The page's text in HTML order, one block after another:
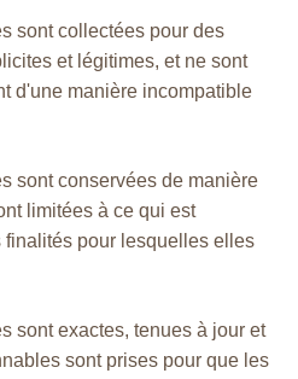
sont collectées pour des
et légitimes, et ne sont
d'une manière incompatible
sont conservées de manière
limitées à ce qui est
finalités pour lesquelles elles
sont exactes, tenues à jour et
sont prises pour que les